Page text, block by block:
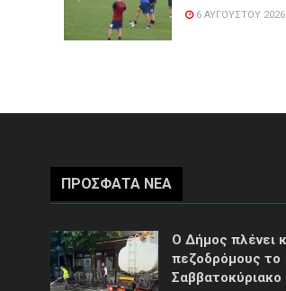
6 ΑΥΓΟΎΣΤΟΥ 2026
ΠΡΌΣΦΑΤΑ ΝΈΑ
Ο Δήμος πλένει
πεζοδρόμους το
Σαββατοκύριακο